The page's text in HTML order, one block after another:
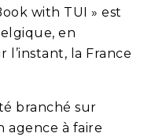
with TUI » est
en
la France
branché sur
agence à faire